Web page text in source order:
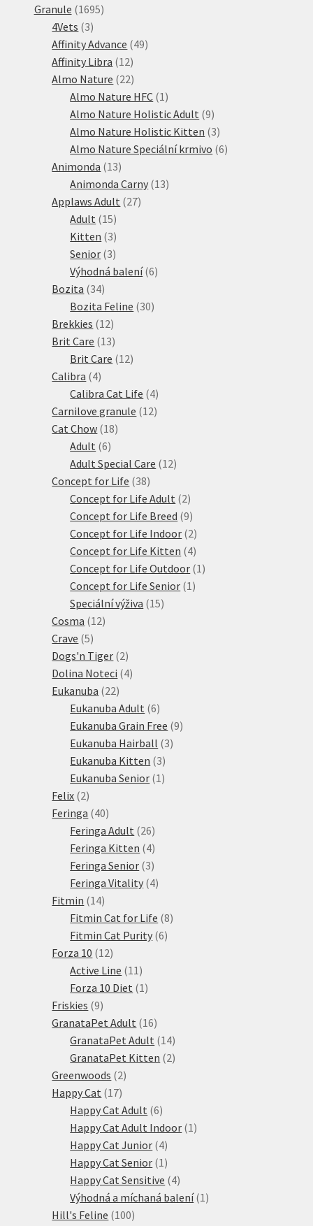
Granule 16951695
4Vets 33
produkty
Affinity Advance 4949
Affinity Libra 1212
produktů
Almo Nature 2222
produktů
Almo Nature HFC 1 1
produkt
Almo Nature Holistic Adult 99
produktů
Almo Nature Holistic Kitten 33
produkty
Almo Nature Speciální krmivo 66
Animonda 1313
produktů
Animonda Carny 1313
Applaws Adult 2727
Adult 1515
produktů
Kitten 33
produkty
Senior 33
produkty
Výhodná balení 66
Bozita 3434
produktů
Bozita Feline 3030
Brekkies 1212
produktů
Brit Care 1313
produktů
Brit Care 1212
Calibra 44
produkty
Calibra Cat Life 44
produkty
Carnilove granule 1212
Cat Chow 1818
Adult 66
produktů
Adult Special Care 1212
Concept for Life 3838
produktů
Concept for Life Adult 22
produkty
Concept for Life Breed 99
produktů
Concept for Life Indoor 22
produkty
Concept for Life Kitten 44
produkty
Concept for Life Outdoor 1 1
Concept for Life Senior 1 1
Speciální výživa 1515
Cosma 1212
Crave 55
produktů
Dogs'n Tiger 22
produkty
Dolina Noteci 44
Eukanuba 2222
produktů
Eukanuba Adult 66
produktů
Eukanuba Grain Free 99
Eukanuba Hairball 33
Eukanuba Kitten 33
produkty
Eukanuba Senior 1 1
Felix 22
produkty
Feringa 4040
produktů
Feringa Adult 2626
produktů
Feringa Kitten 44
produkty
Feringa Senior 33
produkty
Feringa Vitality 44
Fitmin 1414
produktů
Fitmin Cat for Life 88
Fitmin Cat Purity 66
Forza 10 1212
produktů
Active Line 11 11
produktů
Forza 10 Diet 1 1
Friskies 99
produktů
GranataPet Adult 1616
produktů
GranataPet Adult 1414
produktů
GranataPet Kitten 22
Greenwoods 22
Happy Cat 1717
produktů
Happy Cat Adult 66
produktů
Happy Cat Adult Indoor 1 1
Happy Cat Junior 44
produkty
Happy Cat Senior 1 1
produkt
Happy Cat Sensitive 44
produkty
Výhodná a míchaná balení 1 1
Hill's Feline 100100